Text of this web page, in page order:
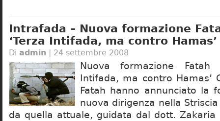
Intrafada – Nuova formazione
‘Terza Intifada, ma contro Hamas’
Di admin | 24 settembre 2008
Nuova formazione Fatah
Intifada, ma contro Hamas’
Fatah hanno annunciato la
nuova dirigenza nella
da quella attuale, guidata dal dott. Zakaria